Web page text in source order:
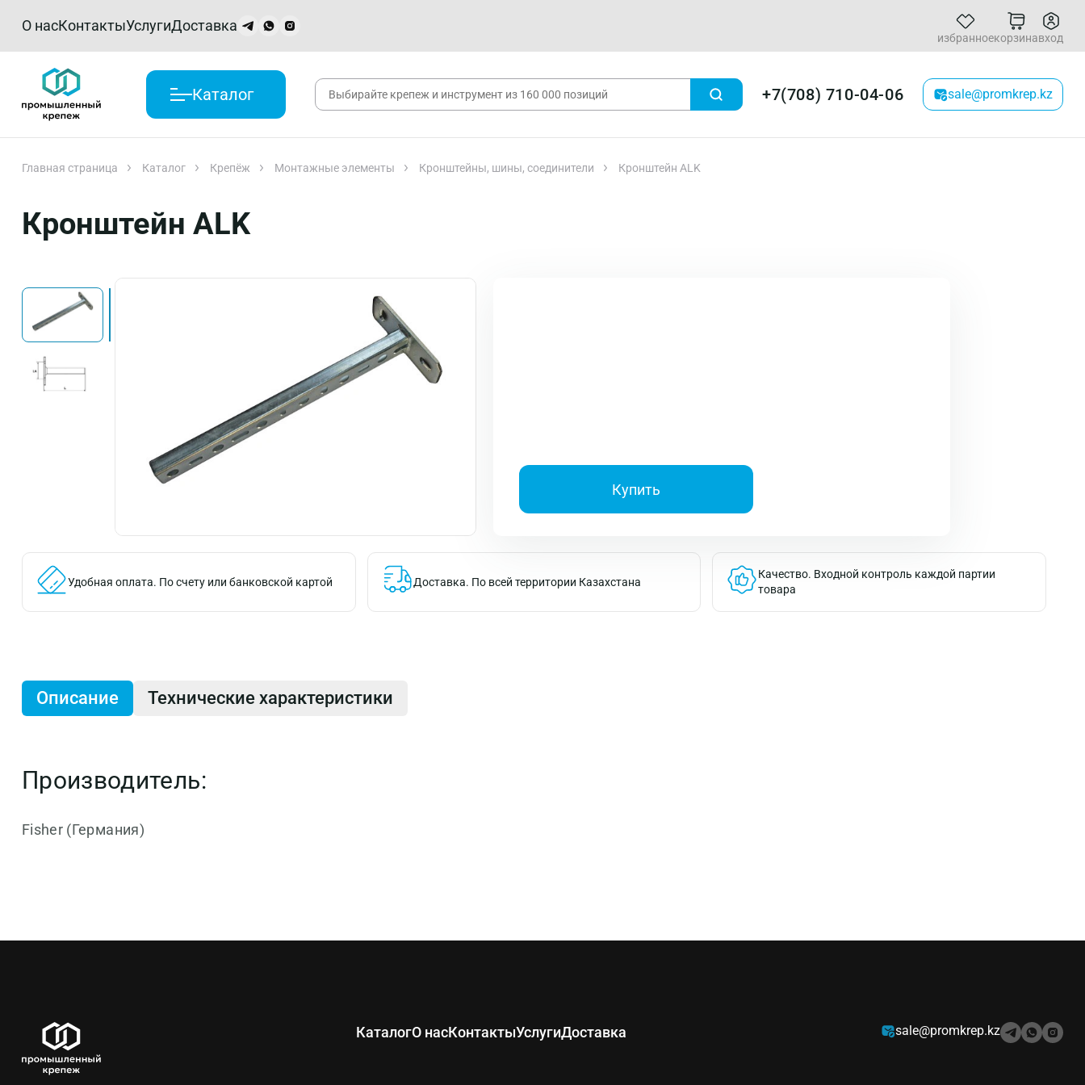
О насКонтактыУслугиДоставка
избранноекорзинавход
Каталог +7(708) 710-04-06 sale@promkrep.kz
Главная страница Каталог Крепёж Монтажные элементы Кронштейны, шины, соединители Кронштейн ALK
Кронштейн ALK
Купить
Удобная оплата. По счету или банковской картой Доставка. По всей территории Казахстана
Качество. Входной контроль каждой партии
товара
Описание Технические характеристики
Производитель:
Fisher (Германия)
КаталогО насКонтактыУслугиДоставка sale@promkrep.kz